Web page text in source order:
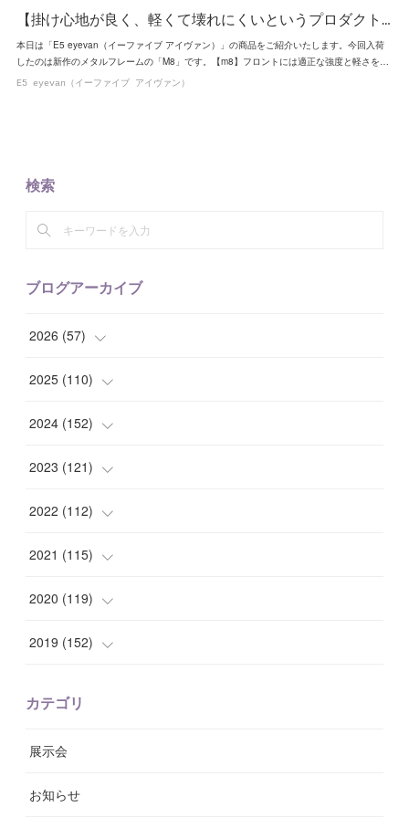
【掛け心地が良く、軽くて壊れにくいというプロダクト…
本日は「E5 eyevan（イーファイブ アイヴァン）」の商品をご紹介いたします。今回入荷
したのは新作のメタルフレームの「M8」です。【m8】フロントには適正な強度と軽さを…
E5 eyevan（イーファイブ アイヴァン）
検索
ブログアーカイブ
2026 (57)
( 1)
(10)
(9)
( 7)
( 8 )
2025 (110)
(10)
(7)
( 8)
( 7 )
( 10)
9
(14
2024 (152)
(14)
( 15)
( 11)
( 10)
( 11)
(14
2023 (121)
( 12)
( 8)
( 8)
( 6)
(12
2022 (112)
( 10)
( 7)
(8)
(9
2021 (115)
( 14)
(13)
(3
2020 (119)
(7)
2019 (152)
カテゴリ
展示会
お知らせ